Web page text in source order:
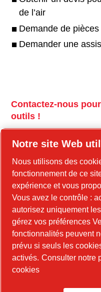
de l’air
Demande de
Demander une
Contactez-nous
outils !
Contactez-nous
équipements de
mobile !
power-
LinkedIn
YouTube
Notre site Web
Nous utilisons des
fonctionnement de ce
expérience et vous
Vous avez le contrôle :
autorisez uniquement
gérez vos préférences
fonctionnalités peuvent
prévu si seuls les
activés. Consulter notre
cookies